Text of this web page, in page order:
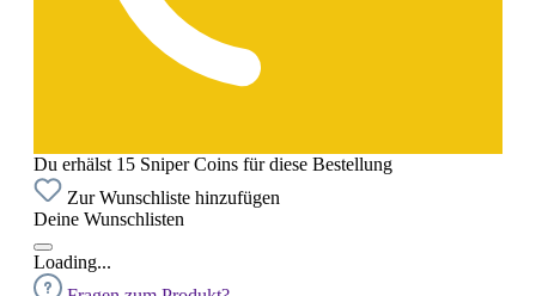
Du erhälst 15 Sniper Coins für diese Bestellung
Zur Wunschliste hinzufügen
Deine Wunschlisten
Loading...